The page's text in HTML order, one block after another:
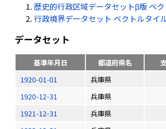
歴史的行政区域データセットβ版 ベ
行政境界データセット ベクトルタイ
データセット
基準年月日 都道府県名
1920-01-01
兵庫県
1920-12-31
兵庫県
1921-12-31
兵庫県